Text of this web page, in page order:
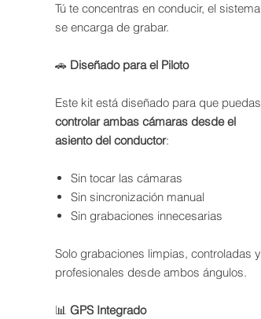
Tú te concentras en conducir, el sistema
se encarga de grabar.
🚗 Diseñado para el Piloto
Este kit está diseñado para que puedas
controlar ambas cámaras desde el
asiento del conductor:
Sin tocar las cámaras
Sin sincronización manual
Sin grabaciones innecesarias
Solo grabaciones limpias, controladas y
profesionales desde ambos ángulos.
📊 GPS Integrado